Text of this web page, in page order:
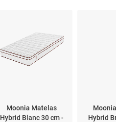
Moonia Matelas
Hybrid Blanc 30 cm -
Hybrid